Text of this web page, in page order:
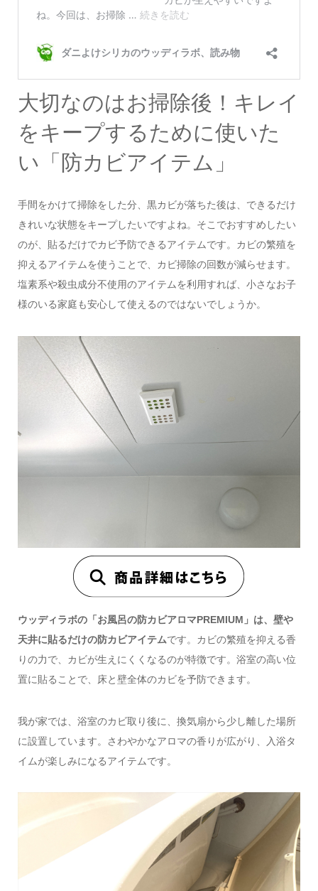
大切なのはお掃除後！キレイ
をキープするために使いた
い「防カビアイテム」
手間をかけて掃除をした分、黒カビが落ちた後は、できるだけ
きれいな状態をキープしたいですよね。そこでおすすめしたい
のが、貼るだけでカビ予防できるアイテムです。カビの繁殖を
抑えるアイテムを使うことで、カビ掃除の回数が減らせます。
塩素系や殺虫成分不使用のアイテムを利用すれば、小さなお子
様のいる家庭も安心して使えるのではないでしょうか。
ウッディラボの「お風呂の防カビアロマPREMIUM」は、壁や
天井に貼るだけの防カビアイテムです。カビの繁殖を抑える香
りの力で、カビが生えにくくなるのが特徴です。浴室の高い位
置に貼ることで、床と壁全体のカビを予防できます。
我が家では、浴室のカビ取り後に、換気扇から少し離した場所
に設置しています。さわやかなアロマの香りが広がり、入浴タ
イムが楽しみになるアイテムです。